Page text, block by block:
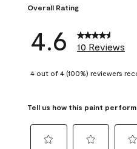
Overall Rating
4.6 10 Reviews
4 out of 4 (100%) reviewers
Tell us how this paint